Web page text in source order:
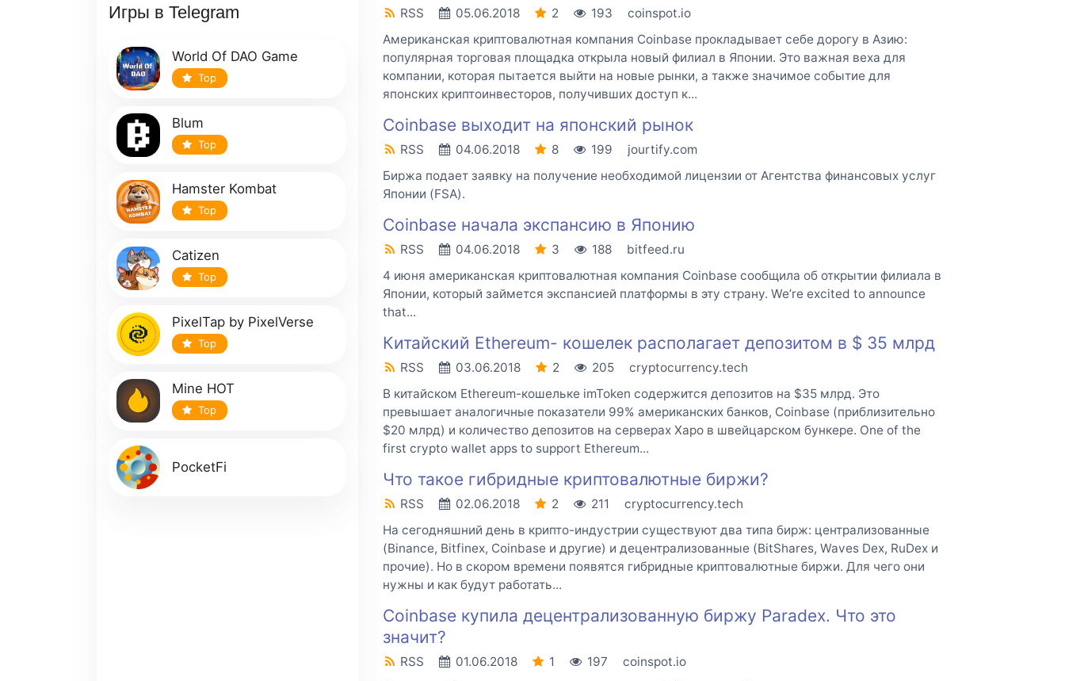
Игры в Telegram
World Of DAO Game
Top
Blum
Top
Hamster Kombat
Top
Catizen
Top
PixelTap by PixelVerse
Top
Mine HOT
Top
PocketFi
RSS 05.06.2018 2 193
coinspot.io
Американская криптовалютная компания Coinbase прокладывает себе дорогу в Азию:
популярная торговая площадка открыла новый филиал в Японии. Это важная веха для
компании, которая пытается выйти на новые рынки, а также значимое событие для
японских криптоинвесторов, получивших доступ к...
Coinbase выходит на японский рынок
RSS 04.06.2018 8 199
jourtify.com
Биржа подает заявку на получение необходимой лицензии от Агентства финансовых услуг
Японии (FSA).
Coinbase начала экспансию в Японию
RSS 04.06.2018 3 188
bitfeed.ru
4 июня американская криптовалютная компания Coinbase сообщила об открытии филиала в
Японии, который займется экспансией платформы в эту страну. We’re excited to announce
that...
Китайский Ethereum- кошелек располагает депозитом в $ 35 млрд
RSS 03.06.2018 2 205
cryptocurrency.tech
В китайском Ethereum-кошельке imToken содержится депозитов на $35 млрд. Это
превышает аналогичные показатели 99% американских банков, Coinbase (приблизительно
$20 млрд) и количество депозитов на серверах Xapo в швейцарском бункере. One of the
first crypto wallet apps to support Ethereum...
Что такое гибридные криптовалютные биржи?
RSS 02.06.2018 2 211
cryptocurrency.tech
На сегодняшний день в крипто-индустрии существуют два типа бирж: централизованные
(Binance, Bitfinex, Coinbase и другие) и децентрализованные (BitShares, Waves Dex, RuDex и
прочие). Но в скором времени появятся гибридные криптовалютные биржи. Для чего они
нужны и как будут работать...
Coinbase купила децентрализованную биржу Paradex. Что это
значит?
RSS 01.06.2018 1 197
coinspot.io